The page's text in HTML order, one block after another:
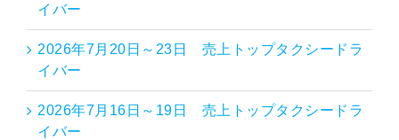
イバー
2026年7月20日～23日 売上トップタクシードラ
イバー
2026年7月16日～19日 売上トップタクシードラ
イバー